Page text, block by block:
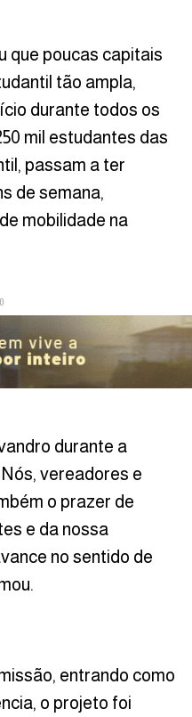
que poucas capitais
tão ampla,
durante todos os
mil estudantes das
passam a ter
de semana,
mobilidade na
durante a
vereadores e
o prazer de
e da nossa
no sentido de
entrando como
o projeto foi